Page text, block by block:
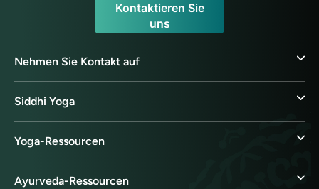
Kontaktieren Sie
uns
Nehmen Sie Kontakt auf
Siddhi Yoga
Yoga-Ressourcen
Ayurveda-Ressourcen